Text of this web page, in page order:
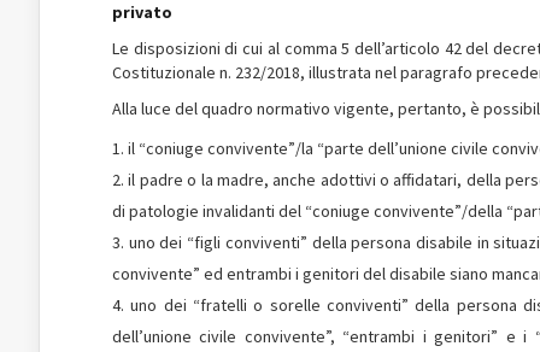
privato
Le disposizioni di cui al comma 5 dell’articolo 42 del
Costituzionale n. 232/2018, illustrata nel paragrafo
Alla luce del quadro normativo vigente, pertanto, è
il “coniuge convivente”/la “parte dell’unione civile
il padre o la madre, anche adottivi o affidatari, della
di patologie invalidanti del “coniuge convivente”/della
uno dei “figli conviventi” della persona disabile in
convivente” ed entrambi i genitori del disabile siano
uno dei “fratelli o sorelle conviventi” della persona
dell’unione civile convivente”, “entrambi i genitori” e